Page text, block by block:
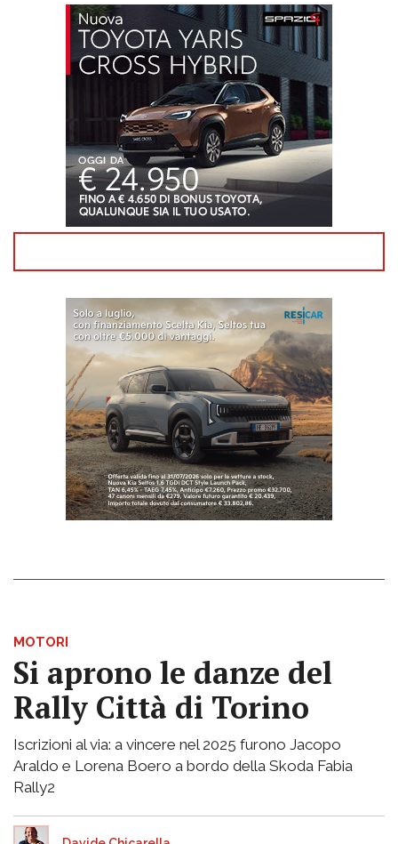
MOTORI
Si aprono le danze del
Rally Città di Torino
Iscrizioni al via: a vincere nel 2025 furono Jacopo
Araldo e Lorena Boero a bordo della Skoda Fabia
Rally2